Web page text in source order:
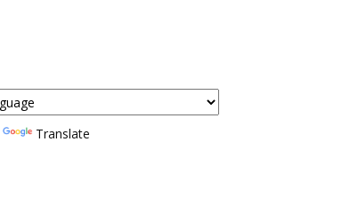
Translate